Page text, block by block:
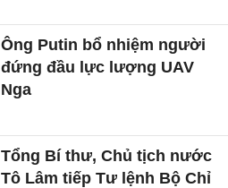
Ông Putin bổ nhiệm người
đứng đầu lực lượng UAV
Nga
Tổng Bí thư, Chủ tịch nước
Tô Lâm tiếp Tư lệnh Bộ Chỉ